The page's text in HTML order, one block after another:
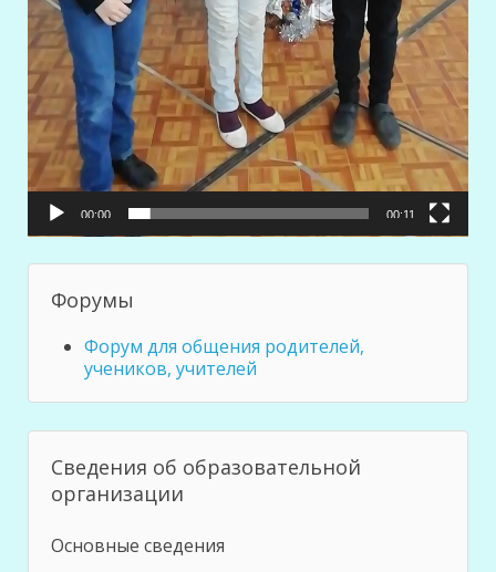
00:00 00:11
Форумы
Форум для общения родителей,
учеников, учителей
Сведения об образовательной
организации
Основные сведения